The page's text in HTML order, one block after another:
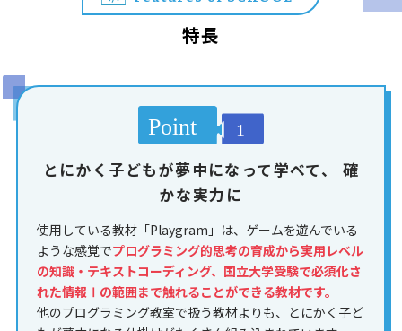
特長
とにかく子どもが夢中になって学べて、
確
かな実力に
使用している教材「Playgram」は、ゲームを遊んでいる
ような感覚でプログラミング的思考の育成から実用レベル
の知識・テキストコーディング、国立大学受験で必須化さ
れた情報Ⅰの範囲まで触れることができる教材です。
他のプログラミング教室で扱う教材よりも、とにかく子ど